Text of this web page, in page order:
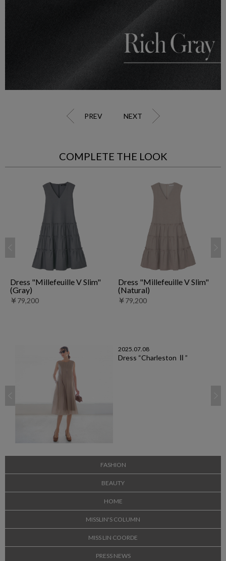
PREV NEXT
COMPLETE THE LOOK
Dress "Millefeuille V Slim"
(Gray)
￥79,200
Dress "Millefeuille V Slim"
(Natural)
￥79,200
2025.07.08
Dress “Charleston Ⅱ”
FASHION
BEAUTY
HOME
MISSLIN'S COLUMN
MISS LIN COORDE
PRESS NEWS